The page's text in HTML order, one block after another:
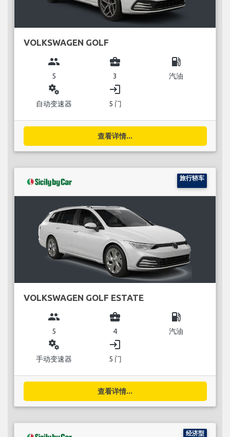
VOLKSWAGEN GOLF
group
5
business_center
3
local_gas_station
汽油
miscellaneous_services
自动变速器
login
5 门
查看详情...
旅行轿车
VOLKSWAGEN GOLF ESTATE
group
5
business_center
4
local_gas_station
汽油
miscellaneous_services
手动变速器
login
5 门
查看详情...
经济型